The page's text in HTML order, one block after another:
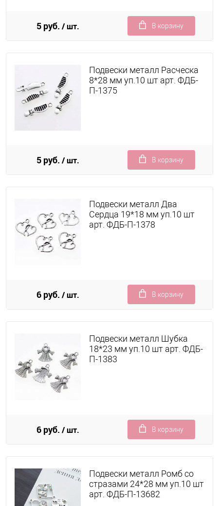
5 руб. / шт. В корзину
Подвески металл Расческа
8*28 мм уп.10 шт арт. ФДБ-
П-1375
5 руб. / шт. В корзину
Подвески металл Два
Сердца 19*18 мм уп.10 шт
арт. ФДБ-П-1378
6 руб. / шт. В корзину
Подвески металл Шубка
18*23 мм уп.10 шт арт. ФДБ-
П-1383
6 руб. / шт. В корзину
Подвески металл Ромб со
стразами 24*28 мм уп.10 шт
арт. ФДБ-П-13682